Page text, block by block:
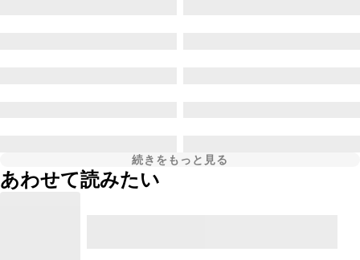
続きをもっと見る
あわせて読みたい